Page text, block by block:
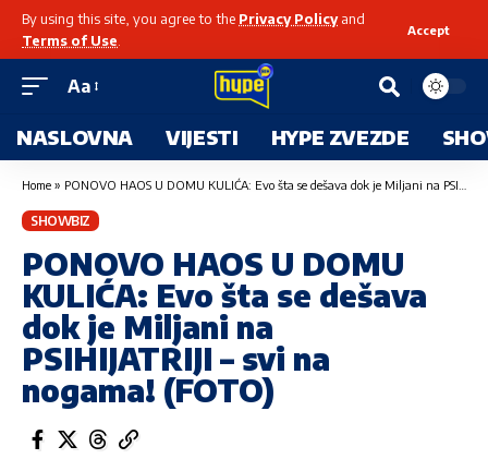
By using this site, you agree to the Privacy Policyand
Terms of Use
Accept
Aa
NASLOVNA VIJESTI HYPE ZVEZDE
Home » PONOVO HAOS U DOMU KULIĆA: Evo šta se dešava dok je Miljani na PSIHIJATRIJI – svi na nogama! (FOTO)
SHOWBIZ
PONOVO HAOS U DOMU
KULIĆA: Evo šta se dešava
dok je Miljani na
PSIHIJATRIJI – svi na
nogama! (FOTO)